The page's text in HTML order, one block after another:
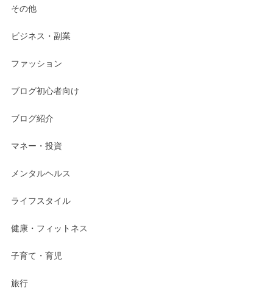
その他
ビジネス・副業
ファッション
ブログ初心者向け
ブログ紹介
マネー・投資
メンタルヘルス
ライフスタイル
健康・フィットネス
子育て・育児
旅行